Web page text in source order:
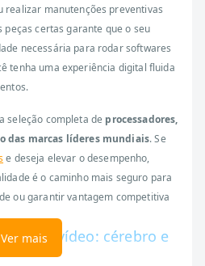
realizar manutenções preventivas
peças certas garante que o seu
necessária para rodar softwares
tenha uma experiência digital fluida
seleção completa de processadores,
das marcas líderes mundiais. Se
e deseja elevar o desempenho,
é o caminho mais seguro para
ou garantir vantagem competitiva
de vídeo: cérebro e
Ver mais